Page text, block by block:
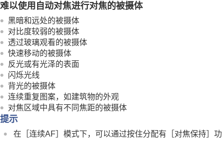
动态影像录音
在录制动态影像过程中创建静止影像
TC/UB设置
实时流式传输视频与音频
自定义相机
观看
改变相机设置
在智能手机上可用的功能
使用电脑
使用云服务
难以使用自动对焦进行对焦的被摄体
黑暗和远处的被摄体
对比度较弱的被摄体
透过玻璃观看的被摄体
快速移动的被摄体
反光或有光泽的表面
闪烁光线
背光的被摄体
连续重复图案，如建筑物的外观
对焦区域中具有不同焦距的被摄体
提示
在 ［连续AF］模式下，可以通过按住分配有 ［对焦保持］